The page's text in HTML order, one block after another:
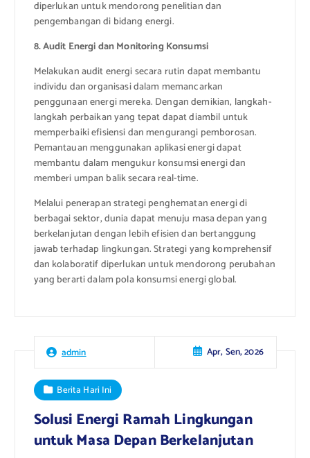
diperlukan untuk mendorong penelitian dan
pengembangan di bidang energi.
8. Audit Energi dan Monitoring Konsumsi
Melakukan audit energi secara rutin dapat membantu
individu dan organisasi dalam memancarkan
penggunaan energi mereka. Dengan demikian, langkah-
langkah perbaikan yang tepat dapat diambil untuk
memperbaiki efisiensi dan mengurangi pemborosan.
Pemantauan menggunakan aplikasi energi dapat
membantu dalam mengukur konsumsi energi dan
memberi umpan balik secara real-time.
Melalui penerapan strategi penghematan energi di
berbagai sektor, dunia dapat menuju masa depan yang
berkelanjutan dengan lebih efisien dan bertanggung
jawab terhadap lingkungan. Strategi yang komprehensif
dan kolaboratif diperlukan untuk mendorong perubahan
yang berarti dalam pola konsumsi energi global.
admin Apr, Sen, 2026
Berita Hari Ini
Solusi Energi Ramah Lingkungan
untuk Masa Depan Berkelanjutan